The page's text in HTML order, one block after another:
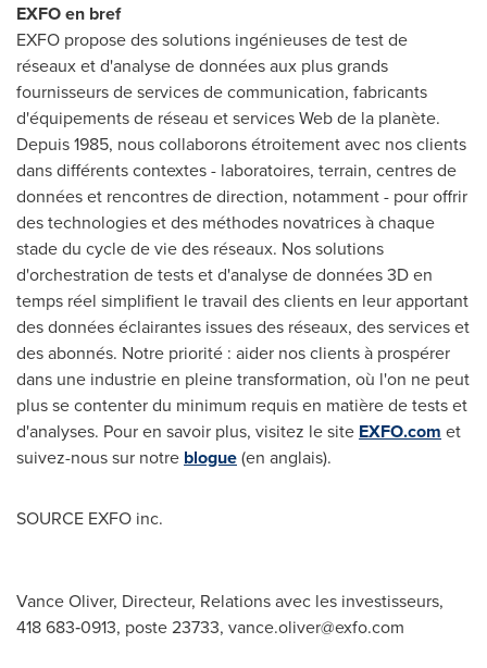
EXFO en bref
EXFO propose des solutions ingénieuses de test de
réseaux et d'analyse de données aux plus grands
fournisseurs de services de communication, fabricants
d'équipements de réseau et services Web de la planète.
Depuis 1985, nous collaborons étroitement avec nos clients
dans différents contextes - laboratoires, terrain, centres de
données et rencontres de direction, notamment - pour offrir
des technologies et des méthodes novatrices à chaque
stade du cycle de vie des réseaux. Nos solutions
d'orchestration de tests et d'analyse de données 3D en
temps réel simplifient le travail des clients en leur apportant
des données éclairantes issues des réseaux, des services et
des abonnés. Notre priorité : aider nos clients à prospérer
dans une industrie en pleine transformation, où l'on ne peut
plus se contenter du minimum requis en matière de tests et
d'analyses. Pour en savoir plus, visitez le site EXFO.com et
suivez-nous sur notre blogue(en anglais).
SOURCE EXFO inc.
Vance Oliver, Directeur, Relations avec les investisseurs,
418 683‑0913, poste 23733, vance.oliver@exfo.com